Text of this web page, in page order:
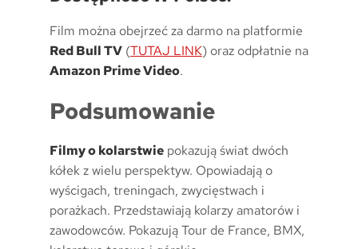
Film można obejrzeć za darmo na platformie
Red Bull TV (TUTAJ LINK) oraz odpłatnie na
Amazon Prime Video.
Podsumowanie
Filmy o kolarstwie pokazują świat dwóch
kółek z wielu perspektyw. Opowiadają o
wyścigach, treningach, zwycięstwach i
porażkach. Przedstawiają kolarzy amatorów i
zawodowców. Pokazują Tour de France, BMX,